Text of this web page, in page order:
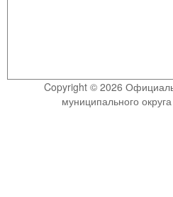
Copyright © 2026
муниципального